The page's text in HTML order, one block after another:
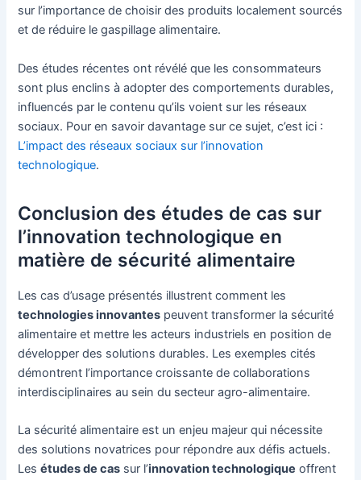
sur l’importance de choisir des produits localement sourcés
et de réduire le gaspillage alimentaire.
Des études récentes ont révélé que les consommateurs
sont plus enclins à adopter des comportements durables,
influencés par le contenu qu’ils voient sur les réseaux
sociaux. Pour en savoir davantage sur ce sujet, c’est ici :
L’impact des réseaux sociaux sur l’innovation
technologique.
Conclusion des études de cas sur
l’innovation technologique en
matière de sécurité alimentaire
Les cas d’usage présentés illustrent comment les
technologies innovantes peuvent transformer la sécurité
alimentaire et mettre les acteurs industriels en position de
développer des solutions durables. Les exemples cités
démontrent l’importance croissante de collaborations
interdisciplinaires au sein du secteur agro-alimentaire.
La sécurité alimentaire est un enjeu majeur qui nécessite
des solutions novatrices pour répondre aux défis actuels.
Lesétudes de cas sur l’innovation technologique offrent